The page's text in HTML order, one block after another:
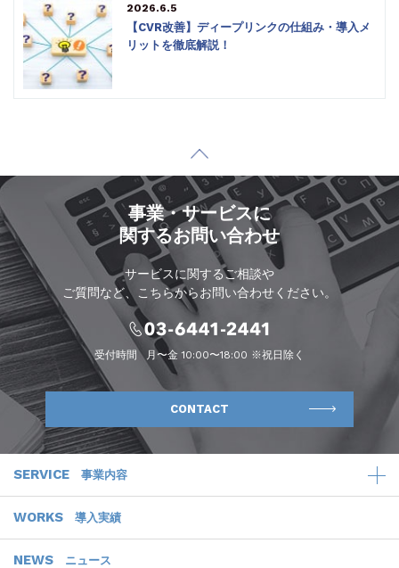
2026.6.5
【CVR改善】ディープリンクの仕組み・導入メ
リットを徹底解説！
事業・サービスに
関するお問い合わせ
サービスに関するご相談や
ご質問など、こちらからお問い合わせください。
受付時間 月〜金 10:00〜18:00 ※祝日除く
CONTACT
SERVICE 事業内容
WORKS 導入実績
NEWS ニュース